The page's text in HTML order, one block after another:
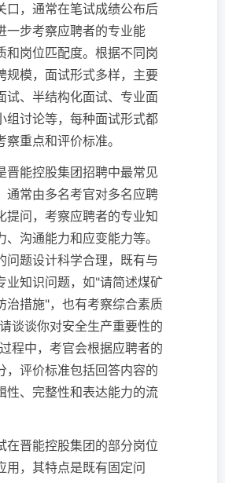
口，通常在笔试成绩公布后
一步考察应聘者的专业能
和岗位匹配度。根据不同岗
规模，面试形式多样，主要
试、半结构化面试、专业面
组讨论等，每种面试形式都
察重点和评价标准。
晋能控股集团招聘中最常见
通常由多名考官对多名应聘
提问，考察应聘者的专业知
、沟通能力和应变能力等。
问题设计科学合理，既有与
业知识问题，如"请简述煤矿
治措施"，也有考察综合素质
谈谈你对安全生产重要性的
程中，考官会根据应聘者的
，评价标准包括回答内容的
性、完整性和表达能力的流
在晋能控股集团的部分岗位
用，其特点是既有固定问